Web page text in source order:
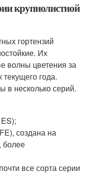
крупнолистной
гортензий
Их
волны цветения за
года.
в несколько серий.
создана на
более
все сорта серии